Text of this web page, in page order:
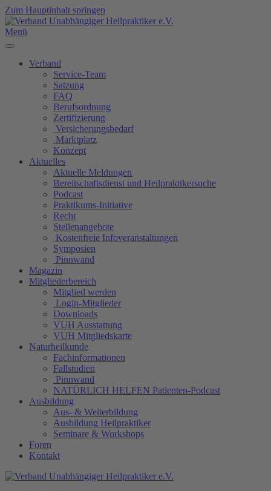
Zum Hauptinhalt springen
Menü
Verband
Service-Team
Satzung
FAQ
Berufsordnung
Zertifizierung
Versicherungsbedarf
Marktplatz
Konzept
Aktuelles
Aktuelle Meldungen
Bereitschaftsdienst und Heilpraktikersuche
Podcast
Praktikums-Initiative
Recht
Stellenangebote
Kostenfreie Infoveranstaltungen
Symposien
Pinnwand
Magazin
Mitgliederbereich
Mitglied werden
Login-Mitglieder
Downloads
VUH Ausstattung
VUH Mitgliedskarte
Naturheilkunde
Fachinformationen
Fallstudien
Pinnwand
NATÜRLICH HELFEN Patienten-Podcast
Ausbildung
Aus- & Weiterbildung
Ausbildung Heilpraktiker
Seminare & Workshops
Foren
Kontakt